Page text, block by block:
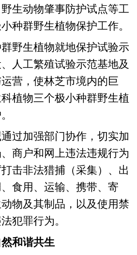
生动物肇事防护试点等工
种群野生植物保护工作。
生植物就地保护试验示
人工繁殖试验示范基地及
营，使林芝市境内的巨
植物三个极小种群野生植
加强部门协作，切实加
商户和网上违法违规行为
击非法猎捕（采集）、出
食用、运输、携带、寄
物及其制品，以及使用禁
犯罪行为。
和谐共生